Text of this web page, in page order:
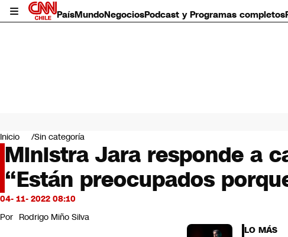
PaísMundoNegociosPodcast y Programas completos
Mundo
Negocios
Deportes
Programas completos
Cultura
Servicios
Bits
CNN Data
Inicio Sin categoría
Ministra Jara responde a
“Están preocupados
04- 11- 2022 08:10
Por Rodrigo Miño Silva
LO MÁS